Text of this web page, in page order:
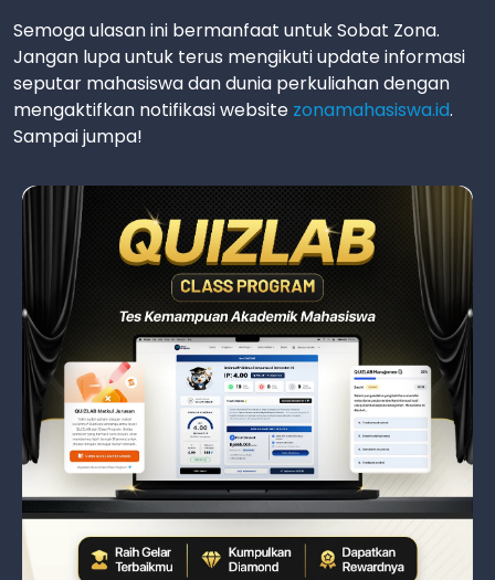
Semoga ulasan ini bermanfaat untuk Sobat Zona.
Jangan lupa untuk terus mengikuti update informasi
seputar mahasiswa dan dunia perkuliahan dengan
mengaktifkan notifikasi website zonamahasiswa.id.
Sampai jumpa!